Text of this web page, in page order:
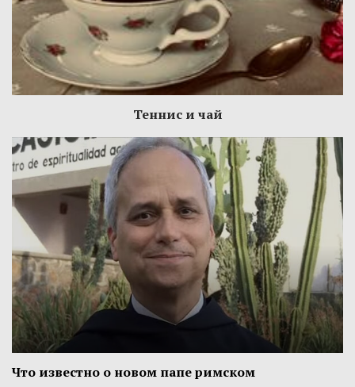
Теннис и чай
Что известно о новом папе римском